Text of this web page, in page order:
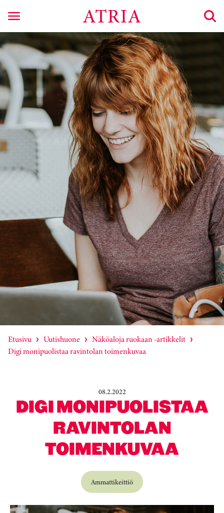
Etusivu Uutishuone
Näköaloja ruokaan -artikkelit
Digi monipuolistaa ravintolan toimenkuvaa
08.2.2022
DIGI MONIPUOLISTAA
RAVINTOLAN
TOIMENKUVAA
Ammattikeittiö